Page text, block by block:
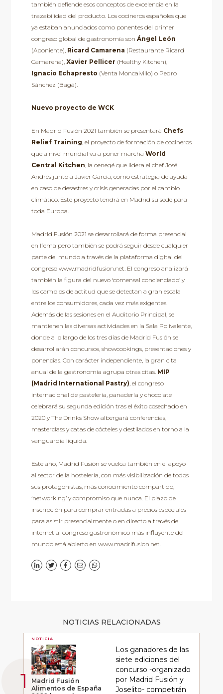
también defiende esos conceptos de excelencia en la
trazabilidad del producto. Los cocineros españoles que
ya estaban anunciados como ponentes del primer
congreso global de gastronomía son Ángel León
(Aponiente), Ricard Camarena (Restaurante Ricard
Camarena), Xavier Pellicer (Healthy Kitchen),
Ignacio Echapresto (Venta Moncalvillo) o Pedro
Sánchez (Bagá).
Nuevo proyecto de WCK
En Madrid Fusión 2021 también se presentará Chefs
Relief Training, el proyecto de formación de cocineros
que a nivel mundial va a poner marcha World
Central Kitchen, la oenegé que lidera el chef José
Andrés junto a Javier García, como estrategia de ayuda
en caso de desastres y crisis generadas por el cambio
climático. Este proyecto tendrá en Madrid su sede para
toda Europa.
Madrid Fusión 2021 se desarrollará de forma presencial
en Ifema pero también se podrá seguir desde cualquier
parte del mundo a través de la plataforma digital del
congreso www.madridfusion.net. El congreso analizará
también la figura del nuevo ‘comensal concienciado’ y
los cambios de actitud que se detectan a gran escala
entre los consumidores, cada vez más exigentes.
Además de las sesiones en el Auditorio Principal, se
mantienen las diversas actividades en la Sala Polivalente,
donde a lo largo de los tres días de Madrid Fusión se
desarrollarán concursos, showcookings, presentaciones y
ponencias. Con carácter independiente, la gran cita
anual de la gastronomía agrupa otras citas.MIP
(Madrid International Pastry), el congreso
internacional de pastelería, panadería y chocolate
celebrará su segunda edición tras el éxito cosechado en
2020 y The Drinks Show albergará conferencias,
masterclass y catas de cócteles y destilados en torno a la
vanguardia líquida.
Este año, Madrid Fusión se vuelca también en el apoyo
al sector de la hostelería, con más visibilización de todos
sus protagonistas, más conocimiento compartido,
‘networking’ y compromiso que nunca. El plazo de
inscripción para comprar entradas a precios especiales
para asistir presencialmente o en directo a través de
internet al congreso gastronómico más influyente del
mundo está abierto en www.madrifusion.net.
NOTICIAS RELACIONADAS
NOTICIA
Madrid Fusión
Alimentos de España
Los ganadores de las
siete ediciones del
concurso -organizado
por Madrid Fusión y
Joselito- competirán